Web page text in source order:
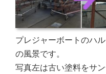
プレジャーボートのハ
の風景です。
写真左は古い塗料をサ